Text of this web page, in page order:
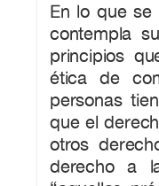
En lo que se
contempla
principios
ética de
personas
que el
otros
derecho a